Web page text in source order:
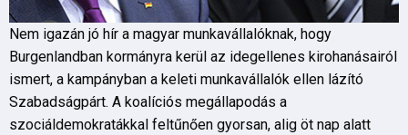
Nem igazán jó hír a magyar munkavállalóknak, hogy
Burgenlandban kormányra kerül az idegellenes kirohanásairól
ismert, a kampányban a keleti munkavállalók ellen lázító
Szabadságpárt. A koalíciós megállapodás a
szociáldemokratákkal feltűnően gyorsan, alig öt nap alatt